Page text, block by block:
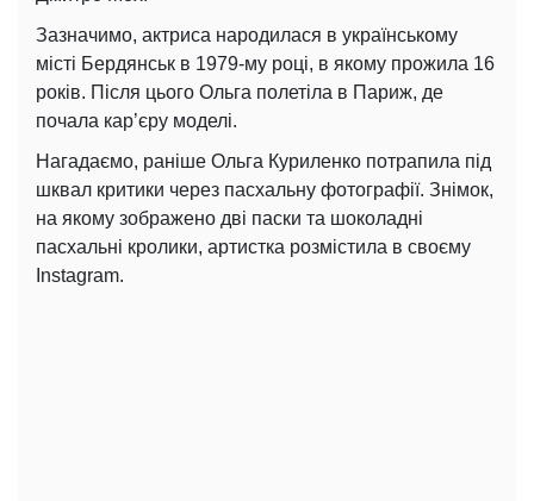
Зазначимо, актриса народилася в українському
місті Бердянськ в 1979-му році, в якому прожила 16
років. Після цього Ольга полетіла в Париж, де
почала кар’єру моделі.
Нагадаємо, раніше Ольга Куриленко потрапила під
шквал критики через пасхальну фотографії. Знімок,
на якому зображено дві паски та шоколадні
пасхальні кролики, артистка розмістила в своєму
Instagram.